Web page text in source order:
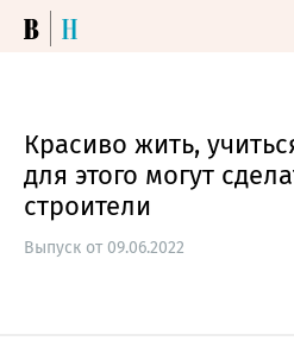
Красиво жить,
для этого могут
строители
Выпуск от 09.06.2022